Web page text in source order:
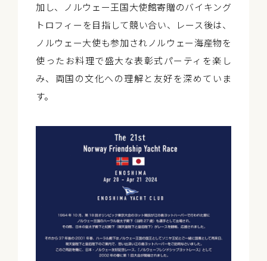
加し、ノルウェー王国大使館寄贈のバイキング
トロフィーを目指して競い合い、レース後は、
ノルウェー大使も参加されノルウェー海産物を
使ったお料理で盛大な表彰式パーティを楽し
み、両国の文化への理解と友好を深めていま
す。